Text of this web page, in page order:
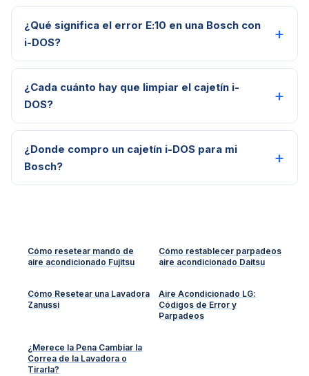
¿Qué significa el error E:10 en una Bosch con
i-DOS?
¿Cada cuánto hay que limpiar el cajetín i-
DOS?
¿Donde compro un cajetín i-DOS para mi
Bosch?
Cómo resetear mando de
aire acondicionado Fujitsu
Cómo restablecer parpadeos
aire acondicionado Daitsu
Cómo Resetear una Lavadora
Zanussi
Aire Acondicionado LG:
Códigos de Error y
Parpadeos
¿Merece la Pena Cambiar la
Correa de la Lavadora o
Tirarla?